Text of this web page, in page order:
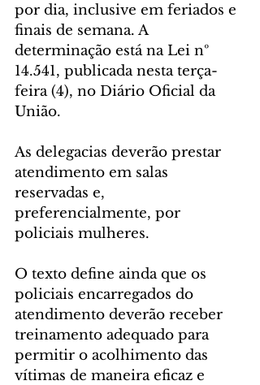
por dia, inclusive em feriados e
finais de semana. A
determinação está na Lei nº
14.541, publicada nesta terça-
feira (4), no Diário Oficial da
União.
As delegacias deverão prestar
atendimento em salas
reservadas e,
preferencialmente, por
policiais mulheres.
O texto define ainda que os
policiais encarregados do
atendimento deverão receber
treinamento adequado para
permitir o acolhimento das
vítimas de maneira eficaz e